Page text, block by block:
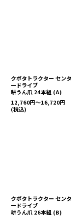
クボタトラクター センタ
ードライブ
耕うん爪 24本組 (A)
12,760円～16,720円
(税込)
クボタトラクター センタ
ードライブ
耕うん爪 26本組 (B)